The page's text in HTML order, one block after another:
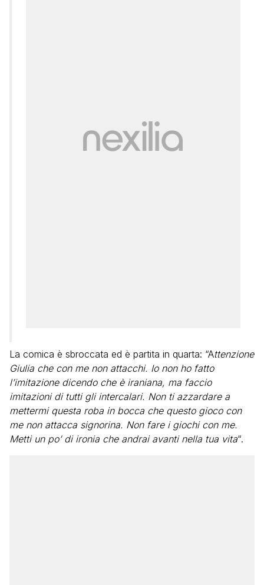
La comica è sbroccata ed è partita in quarta: “Attenzione
Giulia che con me non attacchi. Io non ho fatto
l’imitazione dicendo che è iraniana, ma faccio
imitazioni di tutti gli intercalari. Non ti azzardare a
mettermi questa roba in bocca che questo gioco con
me non attacca signorina. Non fare i giochi con me.
Metti un po’ di ironia che andrai avanti nella tua vita“.